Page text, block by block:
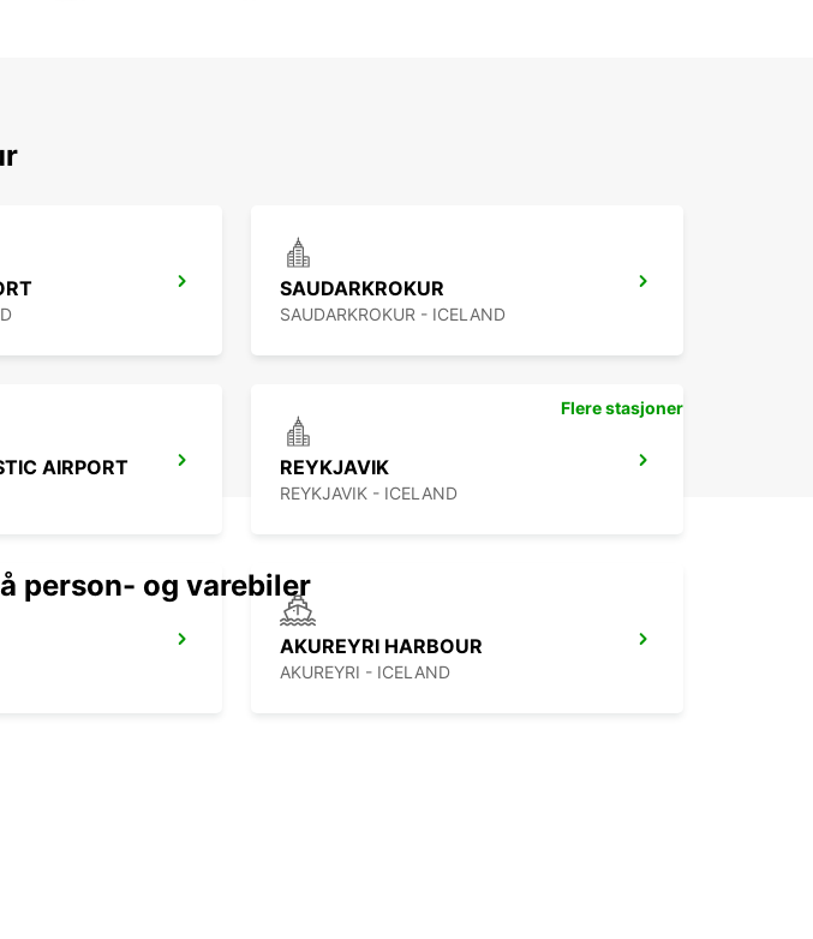
parfaite pour vous.
Ne manquez pas l'occasion de découvrir Ísafjörður en
toute liberté et confort. Réservez dès maintenant en
louer votre voiture avec Europcar.
SAUDARKROKUR
SAUDARKROKUR - ICELAND
AIRPORT REYKJAVIK
REYKJAVIK - ICELAND
AKUREYRI HARBOUR
AKUREYRI - ICELAND
Flere stasjoner
person- og varebiler